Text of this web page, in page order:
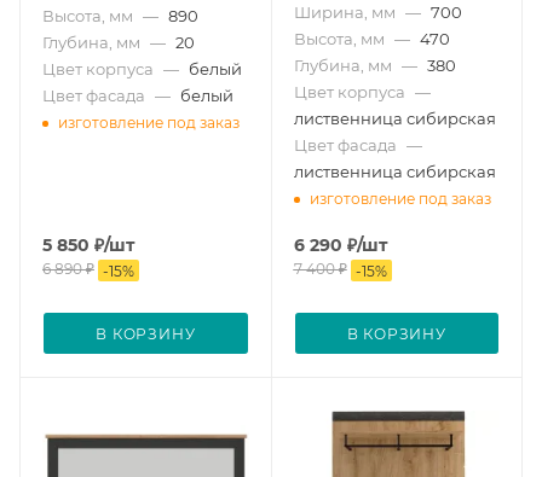
Высота, мм — 890
Глубина, мм — 20
Цвет корпуса — белый
Цвет фасада — белый
изготовление под заказ
5 850 ₽/шт
6 890₽ -15%
В КОРЗИНУ
Ширина, мм — 700
Высота, мм — 470
Глубина, мм — 380
Цвет корпуса —
лиственница сибирская
Цвет фасада —
лиственница сибирская
изготовление под заказ
6 290 ₽/шт
7 400₽ -15%
В КОРЗИНУ